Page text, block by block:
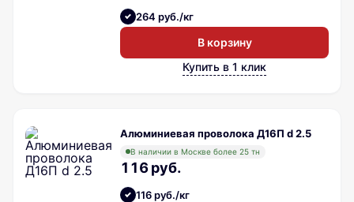
264 руб./кг
В корзину
Купить в 1 клик
Алюминиевая проволока Д16П d 2.5
В наличии в Москве более 25 тн
116 руб.
116 руб./кг